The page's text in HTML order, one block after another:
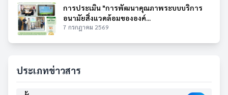
การประเมิน "การพัฒนาคุณภาพระบบบริการ
อนามัยสิ่งแวดล้อมขององค์...
7 กรกฎาคม 2569
ประเภทข่าวสาร